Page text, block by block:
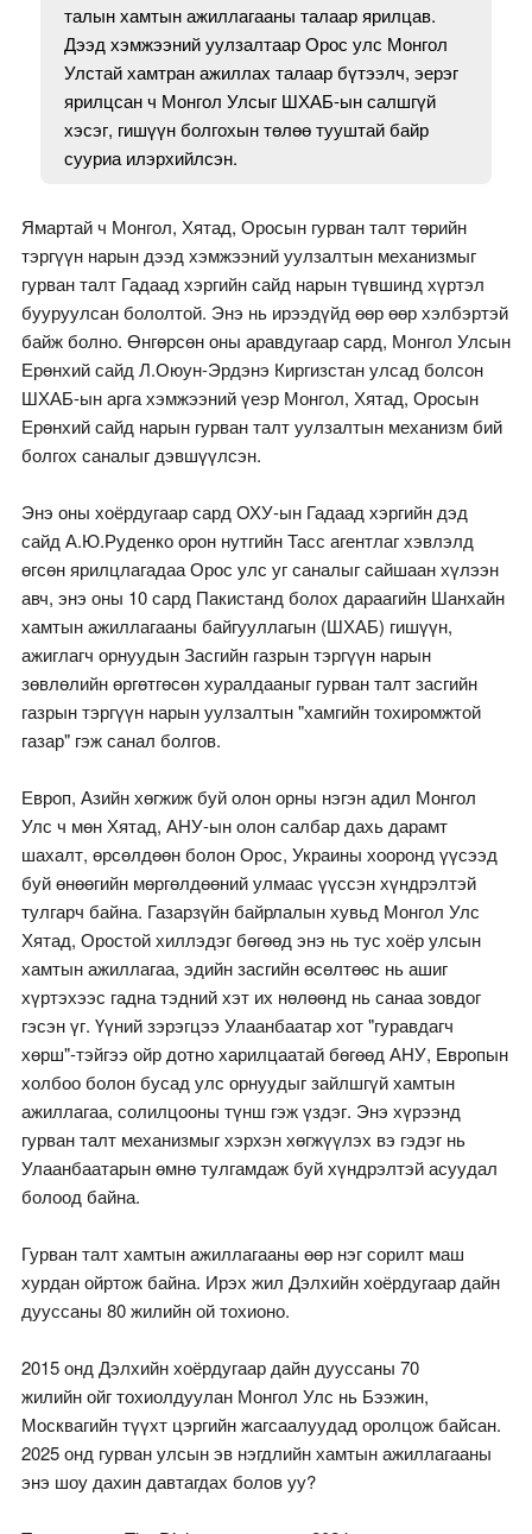
талын хамтын ажиллагааны талаар ярилцав.
Дээд хэмжээний уулзалтаар Орос улс Монгол
Улстай хамтран ажиллах талаар бүтээлч, эерэг
ярилцсан ч Монгол Улсыг ШХАБ-ын салшгүй
хэсэг, гишүүн болгохын төлөө тууштай байр
сууриа илэрхийлсэн.
Ямартай ч Монгол, Хятад, Оросын гурван талт төрийн
тэргүүн нарын дээд хэмжээний уулзалтын механизмыг
гурван талт Гадаад хэргийн сайд нарын түвшинд хүртэл
бууруулсан бололтой. Энэ нь ирээдүйд өөр өөр хэлбэртэй
байж болно. Өнгөрсөн оны аравдугаар сард, Монгол Улсын
Ерөнхий сайд Л.Оюун-Эрдэнэ Киргизстан улсад болсон
ШХАБ-ын арга хэмжээний үеэр Монгол, Хятад, Оросын
Ерөнхий сайд нарын гурван талт уулзалтын механизм бий
болгох саналыг дэвшүүлсэн.
Энэ оны хоёрдугаар сард ОХУ-ын Гадаад хэргийн дэд
сайд А.Ю.Руденко орон нутгийн Тасс агентлаг хэвлэлд
өгсөн ярилцлагадаа Орос улс уг саналыг сайшаан хүлээн
авч, энэ оны 10 сард Пакистанд болох дараагийн Шанхайн
хамтын ажиллагааны байгууллагын (ШХАБ) гишүүн,
ажиглагч орнуудын Засгийн газрын тэргүүн нарын
зөвлөлийн өргөтгөсөн хуралдааныг гурван талт засгийн
газрын тэргүүн нарын уулзалтын "хамгийн тохиромжтой
газар" гэж санал болгов.
Европ, Азийн хөгжиж буй олон орны нэгэн адил Монгол
Улс ч мөн Хятад, АНУ-ын олон салбар дахь дарамт
шахалт, өрсөлдөөн болон Орос, Украины хооронд үүсээд
буй өнөөгийн мөргөлдөөний улмаас үүссэн хүндрэлтэй
тулгарч байна. Газарзүйн байрлалын хувьд Монгол Улс
Хятад, Оростой хиллэдэг бөгөөд энэ нь тус хоёр улсын
хамтын ажиллагаа, эдийн засгийн өсөлтөөс нь ашиг
хүртэхээс гадна тэдний хэт их нөлөөнд нь санаа зовдог
гэсэн үг. Үүний зэрэгцээ Улаанбаатар хот "гуравдагч
хөрш"-тэйгээ ойр дотно харилцаатай бөгөөд АНУ, Европын
холбоо болон бусад улс орнуудыг зайлшгүй хамтын
ажиллагаа, солилцооны түнш гэж үздэг. Энэ хүрээнд
гурван талт механизмыг хэрхэн хөгжүүлэх вэ гэдэг нь
Улаанбаатарын өмнө тулгамдаж буй хүндрэлтэй асуудал
болоод байна.
Гурван талт хамтын ажиллагааны өөр нэг сорилт маш
хурдан ойртож байна. Ирэх жил Дэлхийн хоёрдугаар дайн
дууссаны 80 жилийн ой тохионо.
2015 онд Дэлхийн хоёрдугаар дайн дууссаны 70
жилийн ойг тохиолдуулан Монгол Улс нь Бээжин,
Москвагийн түүхт цэргийн жагсаалуудад оролцож байсан.
2025 онд гурван улсын эв нэгдлийн хамтын ажиллагааны
энэ шоу дахин давтагдах болов уу?